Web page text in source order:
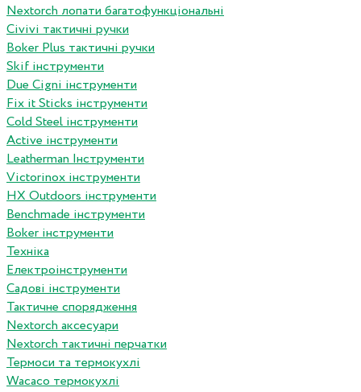
Nextorch лопати багатофункціональні
Сivivi тактичні ручки
Boker Plus тактичні ручки
Skif інструменти
Due Cigni інструменти
Fix it Sticks інструменти
Сold Steel інструменти
Active інструменти
Leatherman Інструменти
Victorinox інструменти
HX Outdoors інструменти
Benchmade інструменти
Boker інструменти
Техніка
Електроінструменти
Садові інструменти
Тактичне спорядження
Nextorch аксесуари
Nextorch тактичні перчатки
Термоси та термокухлі
Wacaco термокухлі